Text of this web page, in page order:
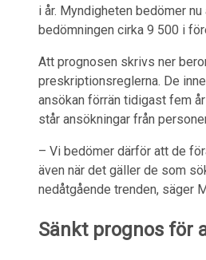
i år. Myndigheten bedömer
bedömningen cirka 9 500 i
Att prognosen skrivs ner
preskriptionsreglerna. De
ansökan förrän tidigast fem
står ansökningar från
– Vi bedömer därför att de
även när det gäller de som
nedåtgående trenden, säger
Sänkt prognos för